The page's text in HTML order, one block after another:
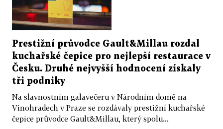
Prestižní průvodce Gault&Millau rozdal
kuchařské čepice pro nejlepší restaurace v
Česku. Druhé nejvyšší hodnocení získaly
tři podniky
Na slavnostním galavečeru v Národním domě na
Vinohradech v Praze se rozdávaly prestižní kuchařské
čepice průvodce Gault&Millau, který spolu...